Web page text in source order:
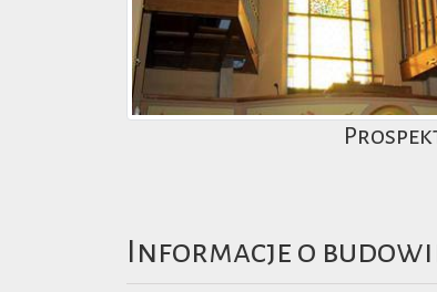
Informacje o